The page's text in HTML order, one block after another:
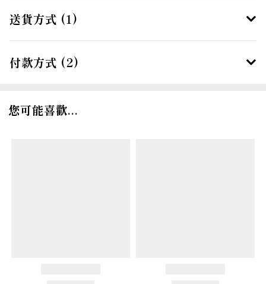
送貨方式 (1)
付款方式 (2)
您可能喜歡...